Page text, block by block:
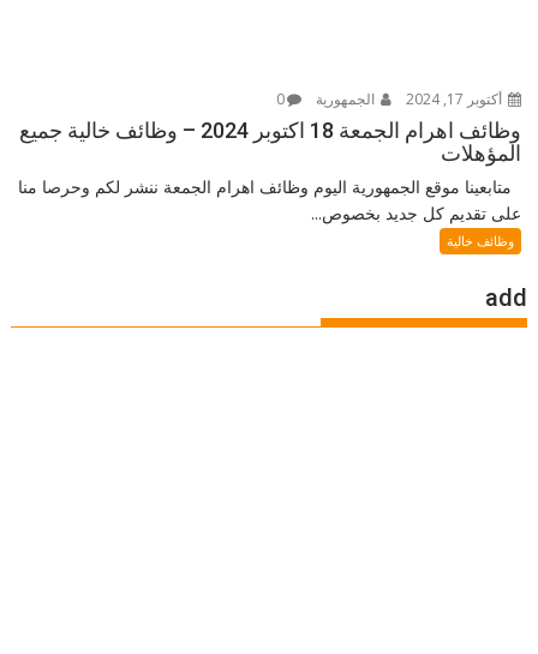
أكتوبر 17, 2024 الجمهورية 0
وظائف اهرام الجمعة 18 اكتوبر 2024 – وظائف خالية جميع
المؤهلات
متابعينا موقع الجمهورية اليوم وظائف اهرام الجمعة ننشر لكم وحرصا منا
على تقديم كل جديد بخصوص...
وظائف خالية
add